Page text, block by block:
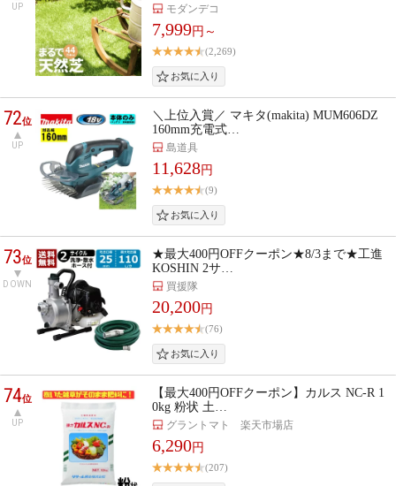
UP モダンデコ
7,999円～
(2,269)
72位
UP
＼上位入賞／ マキタ(makita) MUM606DZ
160mm充電式…
島道具
11,628円
(9)
73位
DOWN
★最大400円OFFクーポン★8/3まで★工進
KOSHIN 2サ…
買援隊
20,200円
(76)
74位
UP
【最大400円OFFクーポン】カルス NC-R 1
0kg 粉状 土…
グラントマト 楽天市場店
6,290円
(207)